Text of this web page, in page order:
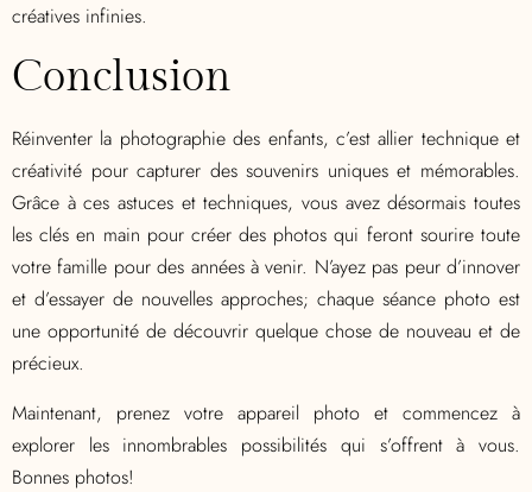
créatives infinies.
Conclusion
Réinventer la photographie des enfants, c’est allier technique et
créativité pour capturer des souvenirs uniques et mémorables.
Grâce à ces astuces et techniques, vous avez désormais toutes
les clés en main pour créer des photos qui feront sourire toute
votre famille pour des années à venir. N’ayez pas peur d’innover
et d’essayer de nouvelles approches; chaque séance photo est
une opportunité de découvrir quelque chose de nouveau et de
précieux.
Maintenant, prenez votre appareil photo et commencez à
explorer les innombrables possibilités qui s’offrent à vous.
Bonnes photos!